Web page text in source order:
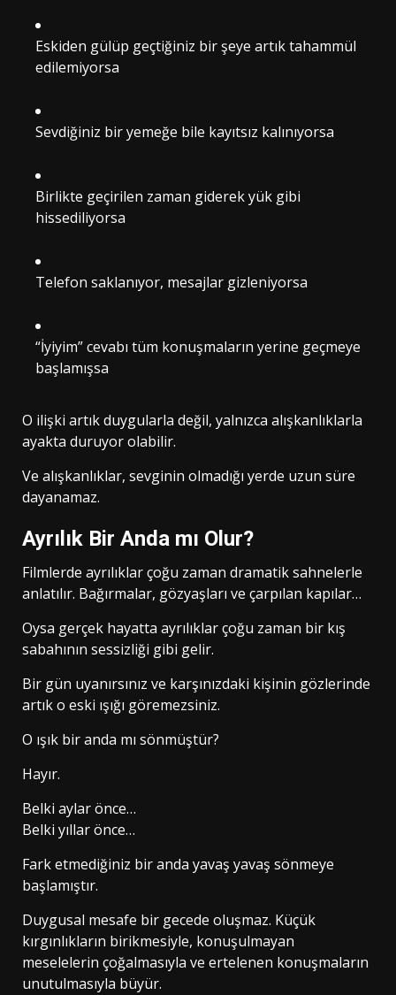
Eskiden gülüp geçtiğiniz bir şeye artık tahammül
edilemiyorsa
Sevdiğiniz bir yemeğe bile kayıtsız kalınıyorsa
Birlikte geçirilen zaman giderek yük gibi
hissediliyorsa
Telefon saklanıyor, mesajlar gizleniyorsa
“İyiyim” cevabı tüm konuşmaların yerine geçmeye
başlamışsa
O ilişki artık duygularla değil, yalnızca alışkanlıklarla
ayakta duruyor olabilir.
Ve alışkanlıklar, sevginin olmadığı yerde uzun süre
dayanamaz.
Ayrılık Bir Anda mı Olur?
Filmlerde ayrılıklar çoğu zaman dramatik sahnelerle
anlatılır. Bağırmalar, gözyaşları ve çarpılan kapılar…
Oysa gerçek hayatta ayrılıklar çoğu zaman bir kış
sabahının sessizliği gibi gelir.
Bir gün uyanırsınız ve karşınızdaki kişinin gözlerinde
artık o eski ışığı göremezsiniz.
O ışık bir anda mı sönmüştür?
Hayır.
Belki aylar önce…
Belki yıllar önce…
Fark etmediğiniz bir anda yavaş yavaş sönmeye
başlamıştır.
Duygusal mesafe bir gecede oluşmaz. Küçük
kırgınlıkların birikmesiyle, konuşulmayan
meselelerin çoğalmasıyla ve ertelenen konuşmaların
unutulmasıyla büyür.